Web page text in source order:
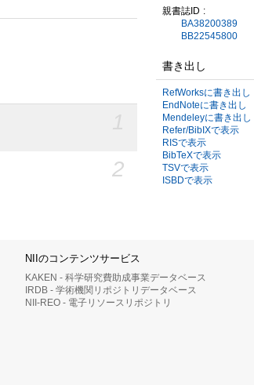
2
親書誌ID
BA38200389
BB22545800
書き出し
RefWorksに書き出し
EndNoteに書き出し
Mendeleyに書き出し
Refer/BibIXで表示
RISで表示
BibTeXで表示
TSVで表示
ISBDで表示
NIIのコンテンツサービス
KAKEN - 科学研究費助成事業データベース
IRDB - 学術機関リポジトリデータベース
NII-REO - 電子リソースリポジトリ